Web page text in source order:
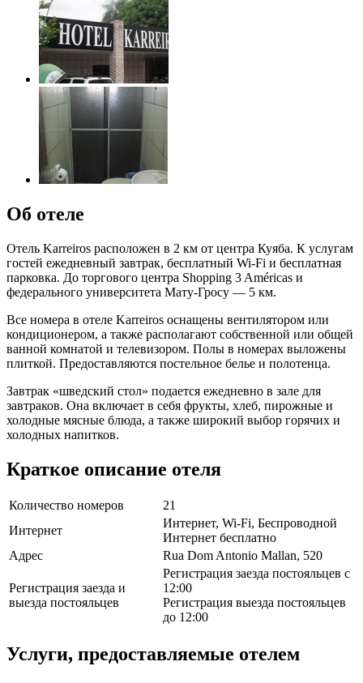
Об отеле
Отель Karreiros расположен в 2 км от центра Куяба. К услугам
гостей ежедневный завтрак, бесплатный Wi-Fi и бесплатная
парковка. До торгового центра Shopping 3 Américas и
федерального университета Мату-Гросу — 5 км.
Все номера в отеле Karreiros оснащены вентилятором или
кондиционером, а также располагают собственной или общей
ванной комнатой и телевизором. Полы в номерах выложены
плиткой. Предоставляются постельное белье и полотенца.
Завтрак «шведский стол» подается ежедневно в зале для
завтраков. Она включает в себя фрукты, хлеб, пирожные и
холодные мясные блюда, а также широкий выбор горячих и
холодных напитков.
Краткое описание отеля
Количество номеров
21
Интернет
Интернет, Wi-Fi, Беспроводной
Интернет бесплатно
Адрес
Rua Dom Antonio Mallan, 520
Регистрация заезда и
выезда постояльцев
Регистрация заезда постояльцев с
12:00
Регистрация выезда постояльцев
до 12:00
Услуги, предоставляемые отелем